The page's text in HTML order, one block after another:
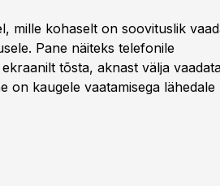
mille kohaselt on soovituslik
Pane näiteks telefonile
tõsta, aknast välja
on kaugele vaatamisega lähedale